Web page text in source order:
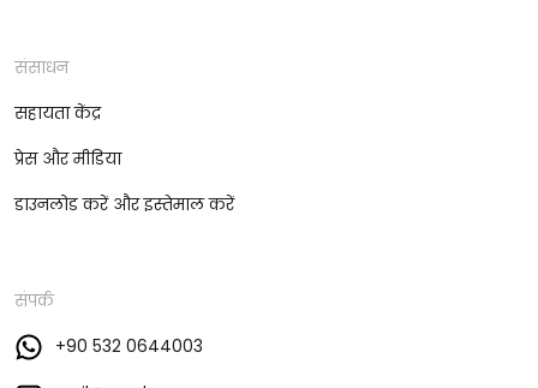
संसाधन
सहायता केंद्र
प्रेस और मीडिया
डाउनलोड करें और इस्तेमाल करें
संपर्क
+90 532 0644003